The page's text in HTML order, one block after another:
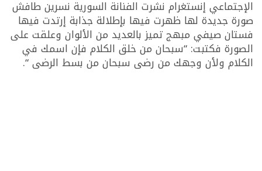
الإجتماعي إنستغرام نشرت الفنانة السورية نسرين طافش
صورة جديدة لها ظهرت فيها بإطلالة جذابة إرتدت فيها
فستان صيفي مبهج تميز بالعديد من الألوان وعلقت على
الصورة فكتبت: “سبحان من خلق الكلام فإن اسمك في
الكلام ولأن وجهك من رضى سبحان من بسط الرضى “.